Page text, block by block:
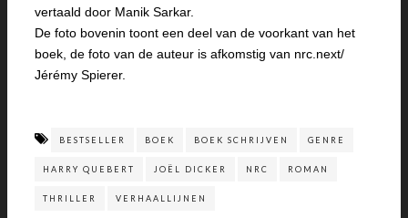
vertaald door Manik Sarkar.
De foto bovenin toont een deel van de voorkant van het
boek, de foto van de auteur is afkomstig van nrc.next/
Jérémy Spierer.
BESTSELLER BOEK BOEK SCHRIJVEN GENRE
HARRY QUEBERT JOËL DICKER NRC ROMAN
THRILLER VERHAALLIJNEN